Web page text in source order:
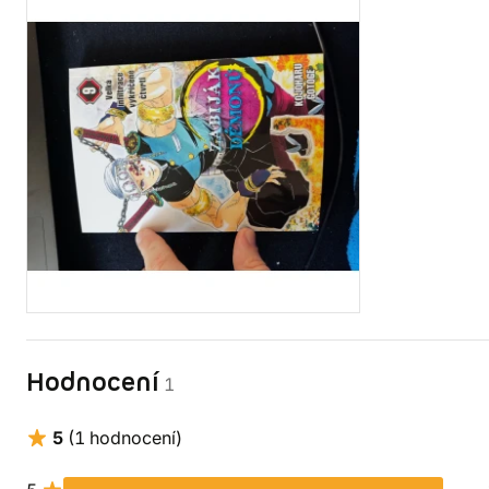
Hodnocení 1
5 (1 hodnocení)